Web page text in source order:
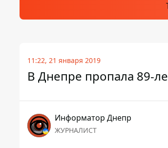
11:22, 21 января 2019
В Днепре пропала 89-
Информатор Днепр
ЖУРНАЛИСТ